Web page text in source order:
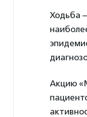
Ходьба
Акцию